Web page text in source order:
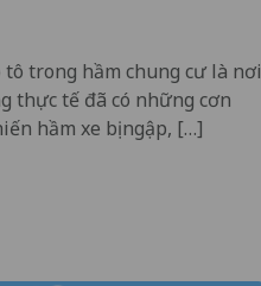
trong hầm chung cư là nơi
thực tế đã có những cơn
hầm xe bị ngập, […]